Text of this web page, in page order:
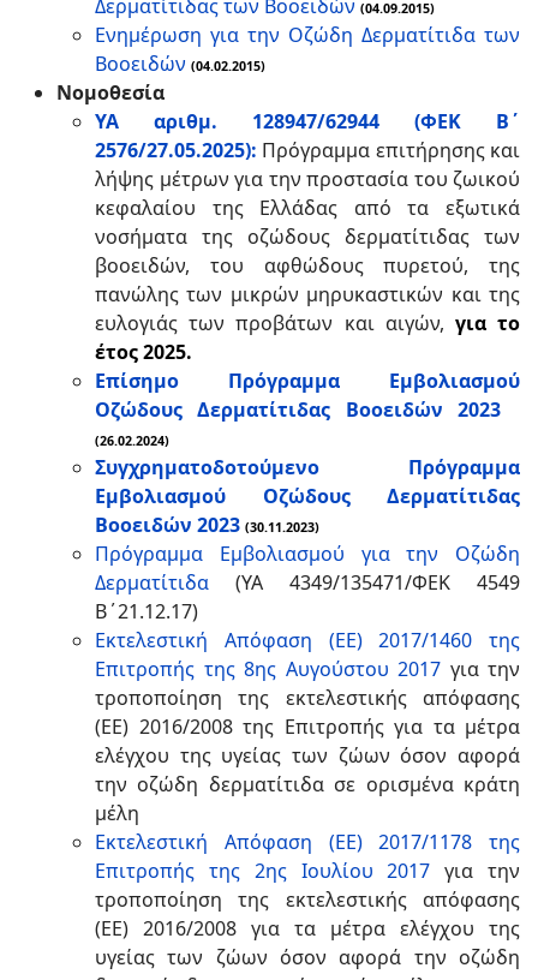
Δερματίτιδας των Βοοειδών (04.09.2015)
Ενημέρωση για την Οζώδη Δερματίτιδα των
Βοοειδών (04.02.2015)
Νομοθεσία
ΥΑ αριθμ. 128947/62944 (ΦΕΚ Β΄
2576/27.05.2025): Πρόγραμμα επιτήρησης και
λήψης μέτρων για την προστασία του ζωικού
κεφαλαίου της Ελλάδας από τα εξωτικά
νοσήματα της οζώδους δερματίτιδας των
βοοειδών, του αφθώδους πυρετού, της
πανώλης των μικρών μηρυκαστικών και της
ευλογιάς των προβάτων και αιγών, για το
έτος 2025.
Επίσημο Πρόγραμμα Εμβολιασμού
Οζώδους Δερματίτιδας Βοοειδών 2023
(26.02.2024)
Συγχρηματοδοτούμενο Πρόγραμμα
Εμβολιασμού Οζώδους Δερματίτιδας
Βοοειδών 2023 (30.11.2023)
Πρόγραμμα Εμβολιασμού για την Οζώδη
Δερματίτιδα (ΥΑ 4349/135471/ΦΕΚ 4549
Β΄21.12.17)
Εκτελεστική Απόφαση (ΕΕ) 2017/1460 της
Επιτροπής της 8ης Αυγούστου 2017 για την
τροποποίηση της εκτελεστικής απόφασης
(ΕΕ) 2016/2008 της Επιτροπής για τα μέτρα
ελέγχου της υγείας των ζώων όσον αφορά
την οζώδη δερματίτιδα σε ορισμένα κράτη
μέλη
Εκτελεστική Απόφαση (ΕΕ) 2017/1178 της
Επιτροπής της 2ης Ιουλίου 2017 για την
τροποποίηση της εκτελεστικής απόφασης
(ΕΕ) 2016/2008 για τα μέτρα ελέγχου της
υγείας των ζώων όσον αφορά την οζώδη